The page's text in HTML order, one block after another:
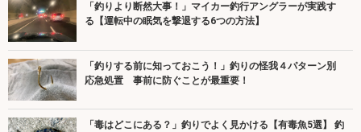
「釣りより断然大事！」マイカー釣行アングラーが実践す
る【運転中の眠気を撃退する6つの方法】
「釣りする前に知っておこう！」釣りの怪我４パターン別
応急処置 事前に防ぐことが最重要！
「毒はどこにある？」釣りでよく見かける【有毒魚5選】 釣